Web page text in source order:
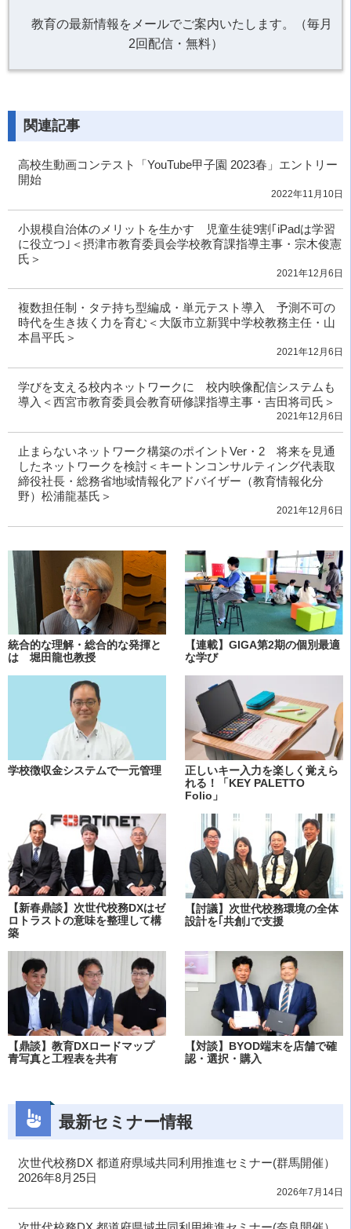
教育の最新情報をメールでご案内いたします。（毎月
2回配信・無料）
関連記事
高校生動画コンテスト「YouTube甲子園 2023春」エントリー
開始
2022年11月10日
小規模自治体のメリットを生かす 児童生徒9割｢iPadは学習
に役立つ｣＜摂津市教育委員会学校教育課指導主事・宗木俊憲
氏＞
2021年12月6日
複数担任制・タテ持ち型編成・単元テスト導入 予測不可の
時代を生き抜く力を育む＜大阪市立新巽中学校教務主任・山
本昌平氏＞
2021年12月6日
学びを支える校内ネットワークに 校内映像配信システムも
導入＜西宮市教育委員会教育研修課指導主事・吉田将司氏＞
2021年12月6日
止まらないネットワーク構築のポイントVer・2 将来を見通
したネットワークを検討＜キートンコンサルティング代表取
締役社長・総務省地域情報化アドバイザー（教育情報化分
野）松浦龍基氏＞
2021年12月6日
統合的な理解・総合的な発揮と
は 堀田龍也教授
【連載】GIGA第2期の個別最適
な学び
学校徴収金システムで一元管理
正しいキー入力を楽しく覚えら
れる！「KEY PALETTO
Folio」
【新春鼎談】次世代校務DXはゼ
ロトラストの意味を整理して構
築
【討議】次世代校務環境の全体
設計を｢共創｣で支援
【鼎談】教育DXロードマップ
青写真と工程表を共有
【対談】BYOD端末を店舗で確
認・選択・購入
最新セミナー情報
次世代校務DX 都道府県域共同利用推進セミナー(群馬開催）
2026年8月25日
2026年7月14日